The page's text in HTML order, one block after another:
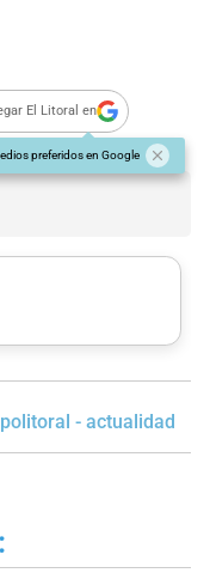
El Litoral en
preferidos en Google
- actualidad